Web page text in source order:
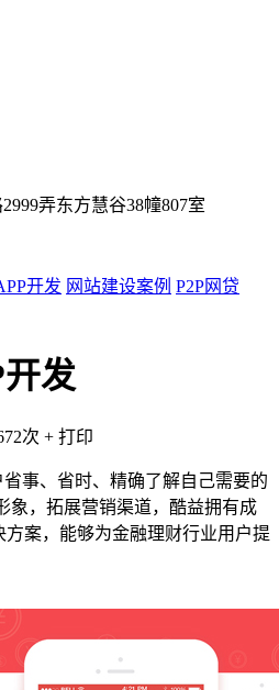
弄东方慧谷38幢807室
开发 网站建设案例 P2P网贷
发
次 + 打印
事、省时、精确了解自己需要的
象，拓展营销渠道，酷益拥有成
方案，能够为金融理财行业用户提